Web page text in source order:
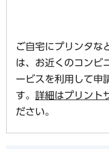
ご自宅にプリンタな
は、お近くのコンビ
ービスを利用して申
す。 詳細はプリント
ださい。